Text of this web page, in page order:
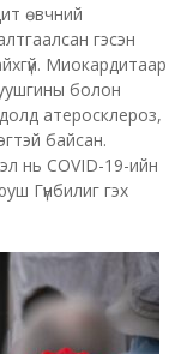
өвчний
гэсэн
Миокардитаар
болон
атеросклероз,
байсан.
нь COVID-19-ийн
Гүнбилиг гэх